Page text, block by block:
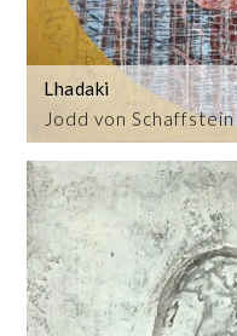
Jodd von Schaffstein
Lhadaki